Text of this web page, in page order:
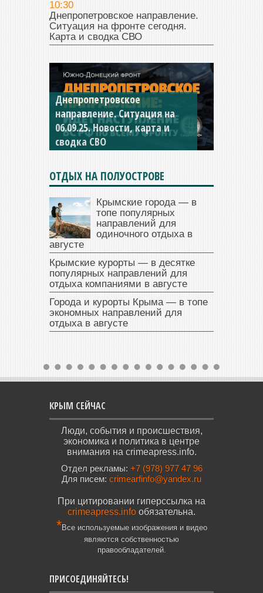
10:30
Днепропетровское направление.
Ситуация на фронте сегодня.
Карта и сводка СВО
Днепропетровское
направление. Ситуация на
06.09.25. Новости, карта и
сводка СВО
Константиновское
направление. Ситуация на
04.09.25 Новости, карта и
сводка СВО
ОТДЫХ НА ПОЛУОСТРОВЕ
Крымские города — в
топе популярных
направлений для
одиночного отдыха в
августе
Крымские курорты — в десятке
популярных направлений для
отдыха компаниями в августе
Города и курорты Крыма — в топе
экономных направлений для
отдыха в августе
КРЫМ СЕЙЧАС
Люди, события и происшествия,
экономика и политика в центре
внимания на crimeapress.info.
Отдел рекламы: +7 (978) 977 47 96
Для писем: crimearfinfo@yandex.ru
При цитировании гиперссылка на
crimeapress.info обязательна.
*Все используемые изображения и видео
являются собственностью
правообладателей.
ПРИСОЕДИНЯЙТЕСЬ!